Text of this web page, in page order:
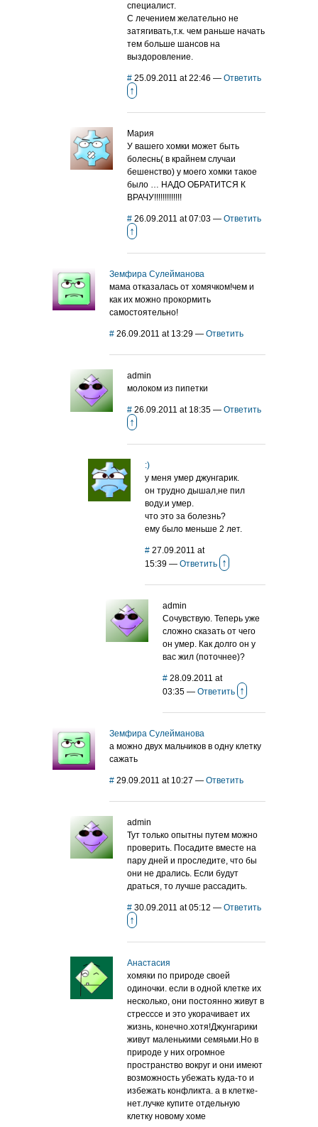
специалист.
С лечением желательно не
затягивать,т.к. чем раньше начать
тем больше шансов на
выздоровление.
# 25.09.2011 at 22:46 — Ответить
↑
Мария
У вашего хомки может быть
болеснь( в крайнем случаи
бешенство) у моего хомки такое
было … НАДО ОБРАТИТСЯ К
ВРАЧУ!!!!!!!!!!!!!
# 26.09.2011 at 07:03 — Ответить
↑
Земфира Сулейманова
мама отказалась от хомячком!чем и
как их можно прокормить
самостоятельно!
# 26.09.2011 at 13:29 — Ответить
admin
молоком из пипетки
# 26.09.2011 at 18:35 — Ответить
↑
:)
у меня умер джунгарик.
он трудно дышал,не пил
воду.и умер.
что это за болезнь?
ему было меньше 2 лет.
# 27.09.2011 at
15:39 — Ответить ↑
admin
Сочувствую. Теперь уже
сложно сказать от чего
он умер. Как долго он у
вас жил (поточнее)?
# 28.09.2011 at
03:35 — Ответить ↑
Земфира Сулейманова
а можно двух мальчиков в одну клетку
сажать
# 29.09.2011 at 10:27 — Ответить
admin
Тут только опытны путем можно
проверить. Посадите вместе на
пару дней и проследите, что бы
они не дрались. Если будут
драться, то лучше рассадить.
# 30.09.2011 at 05:12 — Ответить
↑
Анастасия
хомяки по природе своей
одиночки. если в одной клетке их
несколько, они постоянно живут в
стресссе и это укорачивает их
жизнь, конечно.хотя!Джунгарики
живут маленькими семяьми.Но в
природе у них огромное
пространство вокруг и они имеют
возможность убежать куда-то и
избежать конфликта. а в клетке-
нет.лучке купите отдельную
клетку новому хоме